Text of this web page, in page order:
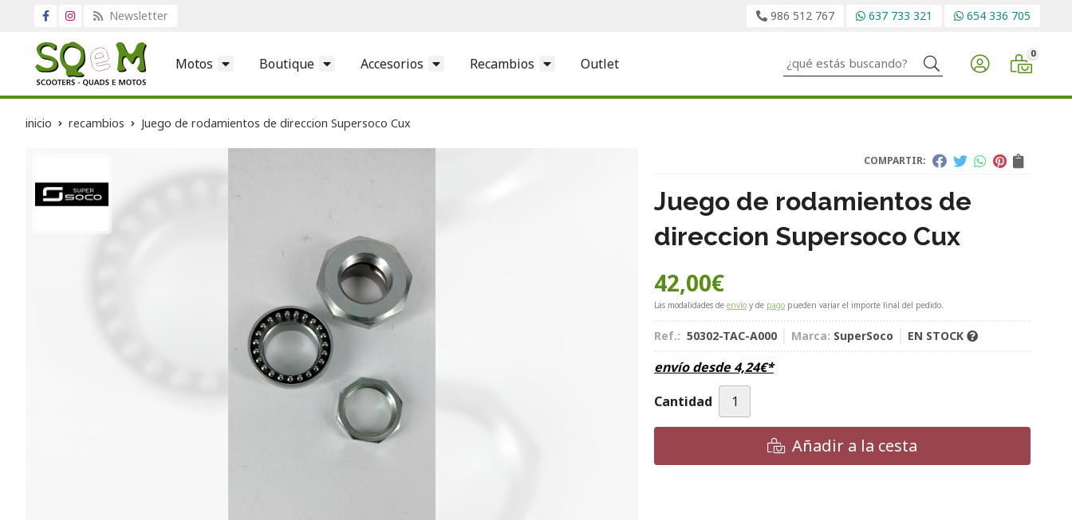
Newsletter 986 512 767 637 733 321 654 336 705
Motos Boutique Accesorios Recambios Outlet Buscar 0
inicio recambios Juego de rodamientos de direccion Supersoco Cux
COMPARTIR:
Juego de rodamientos de
direccion Supersoco Cux
42,00€
Las modalidades de envío y de pago pueden variar el importe final del pedido.
Ref.: 50302-TAC-A000 Marca: SuperSoco EN STOCK
envío desde4,24€*
Cantidad
Añadir a la cesta